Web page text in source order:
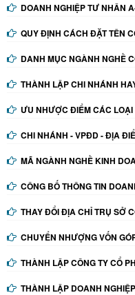
DOANH NGHIỆP TƯ NHÂN
QUY ĐỊNH CÁCH ĐẶT TÊN
DANH MỤC NGÀNH NGHỀ
THÀNH LẬP CHI NHÁNH
ƯU NHƯỢC ĐIỂM CÁC
CHI NHÁNH - VPĐD - ĐỊA
MÃ NGÀNH NGHỀ KINH
CÔNG BỐ THÔNG TIN
THAY ĐỔI ĐỊA CHỈ TRỤ SỞ
CHUYỂN NHƯỢNG VỐN
THÀNH LẬP CÔNG TY CỔ
THÀNH LẬP DOANH